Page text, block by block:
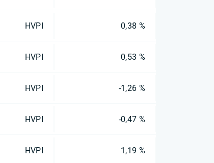
HVPI 0,38 %
HVPI 0,53 %
HVPI -1,26 %
HVPI -0,47 %
HVPI 1,19 %